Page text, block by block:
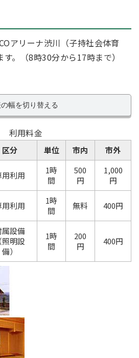
アリーナ渋川（子持社会体育
。（8時30分から17時まで）
幅を切り替える
利用料金
区分 単位 市内 市外
用利用
1時
間
500
円
1,000
円
用利用
1時
間
無料 400円
属設備
（照明設
備）
1時
間
200
円
400円